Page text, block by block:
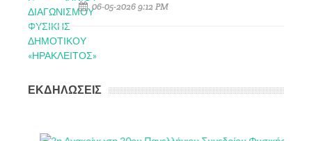
06-05-2026 9:12 PM
ΕΚΔΗΛΩΣΕΙΣ